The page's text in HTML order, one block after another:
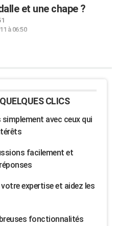
et une chape ?
à 06:50
CLICS
avec ceux qui
facilement et
expertise et aidez les
fonctionnalités